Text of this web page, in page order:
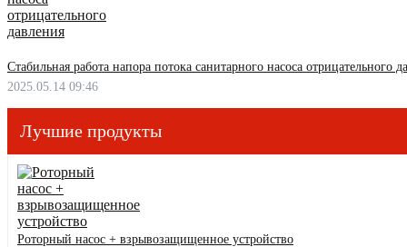
Стабильная работа напора потока санитарного насоса отрицательного
2025.05.14 09:46
Лучшие продукты
Роторный насос + взрывозащищенное устройство